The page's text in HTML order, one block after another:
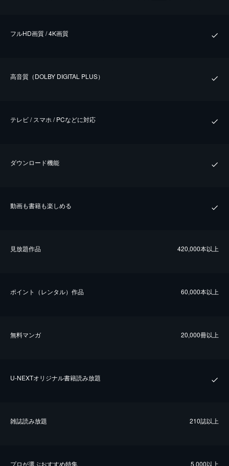
フルHD画質 / 4K画質
⾼⾳質（DOLBY DIGITAL PLUS）
テレビ / スマホ / PCなどに対応
ダウンロード機能
動画も書籍も楽しめる
⾒放題作品 420,000本以上
ポイント（レンタル）作品 60,000本以上
無料マンガ 20,000冊以上
U-NEXTオリジナル書籍読み放題
雑誌読み放題 210誌以上
プロが選ぶおすすめ特集 5,000以上